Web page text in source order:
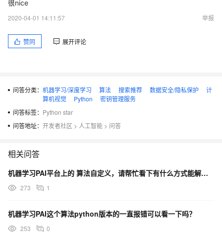
动态规划
很nice
2020-04-01 14:11:57
举报
赞同 展开评论
问答分类： 机器学习/深度学习 算法 搜索推荐 数据安全/隐私保护
计
算机视觉
Python
密钥管理服务
问答标签： Python star
问答地址： 开发者社区 > 人工智能 > 问答
相关问答
机器学习PAI平台上的 算法自定义，请帮忙看下有什么方式能解决这个问题？
273 1
机器学习PAI这个算法python版本的一直报错可以看一下吗？
253 0